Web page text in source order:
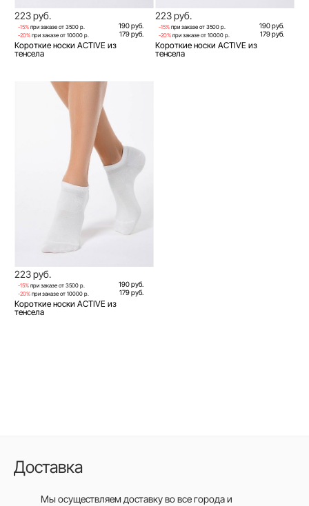
223 руб.
-15% при заказе от 3500 р. 190 руб.
-20% при заказе от 10000 р. 179 руб.
Короткие носки ACTIVE из
тенсела
223 руб.
-15% при заказе от 3500 р. 190 руб.
-20% при заказе от 10000 р. 179 руб.
Короткие носки ACTIVE из
тенсела
223 руб.
-15% при заказе от 3500 р. 190 руб.
-20% при заказе от 10000 р. 179 руб.
Короткие носки ACTIVE из
тенсела
Доставка
Мы осуществляем доставку во все городаи